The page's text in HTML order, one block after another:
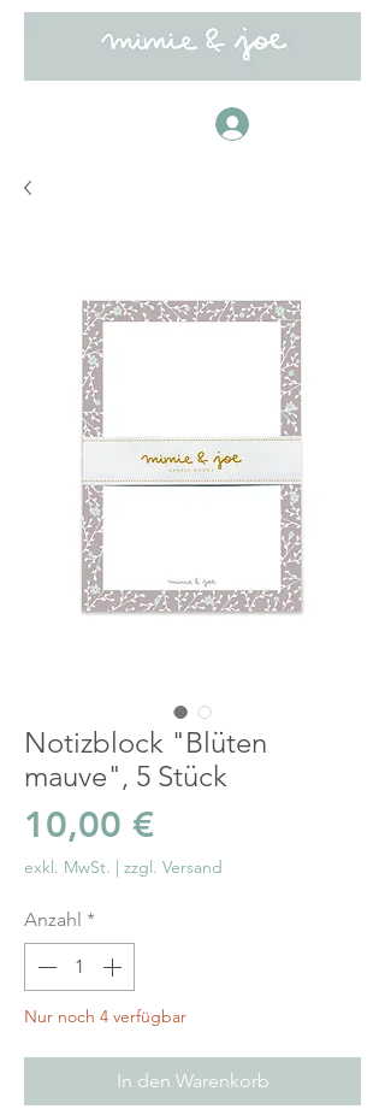
Notizblock "Blüten
mauve", 5 Stück
10,00 €Preis
exkl. MwSt. | zzgl. Versand
Anzahl *
Nur noch 4 verfügbar
In den Warenkorb